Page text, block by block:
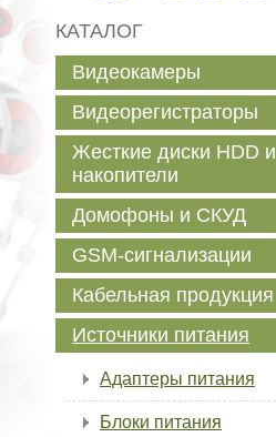
КАТАЛОГ
Видеокамеры
Видеорегистраторы
Жесткие диски HDD и
накопители
Домофоны и СКУД
GSM-сигнализации
Кабельная продукция
Источники питания
Адаптеры питания
Блоки питания